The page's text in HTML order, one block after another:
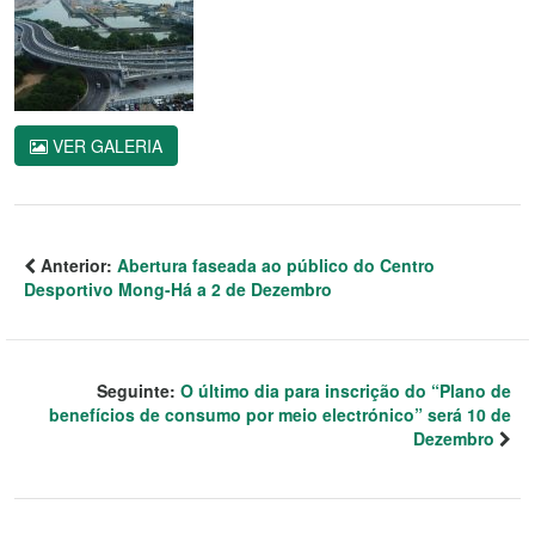
VER GALERIA
Anterior: Abertura faseada ao público do Centro
Desportivo Mong-Há a 2 de Dezembro
Seguinte: O último dia para inscrição do “Plano de
benefícios de consumo por meio electrónico” será 10 de
Dezembro